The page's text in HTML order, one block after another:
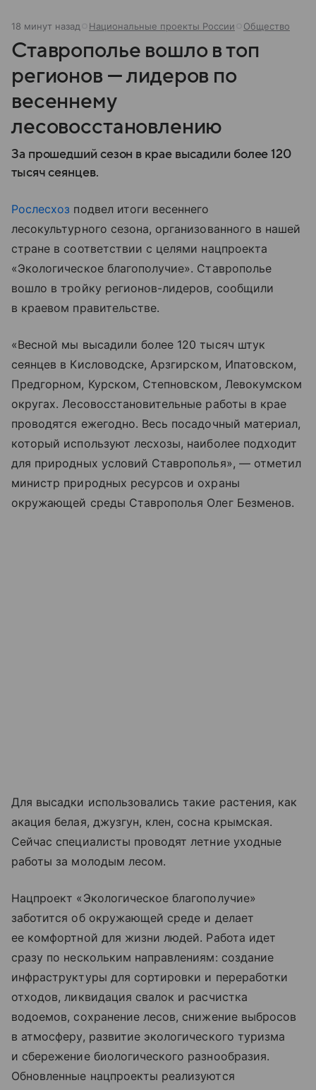
18 минут назад Национальные проекты России Общество
Ставрополье вошло в топ
регионов — лидеров по
весеннему
лесовосстановлению
За прошедший сезон в крае высадили более 120
тысяч сеянцев.
Рослесхоз подвел итоги весеннего
лесокультурного сезона, организованного в нашей
стране в соответствии с целями нацпроекта
«Экологическое благополучие». Ставрополье
вошло в тройку регионов-лидеров, сообщили
в краевом правительстве.
«Весной мы высадили более 120 тысяч штук
сеянцев в Кисловодске, Арзгирском, Ипатовском,
Предгорном, Курском, Степновском, Левокумском
округах. Лесовосстановительные работы в крае
проводятся ежегодно. Весь посадочный материал,
который используют лесхозы, наиболее подходит
для природных условий Ставрополья», — отметил
министр природных ресурсов и охраны
окружающей среды Ставрополья Олег Безменов.
Для высадки использовались такие растения, как
акация белая, джузгун, клен, сосна крымская.
Сейчас специалисты проводят летние уходные
работы за молодым лесом.
Нацпроект «Экологическое благополучие»
заботится об окружающей среде и делает
ее комфортной для жизни людей. Работа идет
сразу по нескольким направлениям: создание
инфраструктуры для сортировки и переработки
отходов, ликвидация свалок и расчистка
водоемов, сохранение лесов, снижение выбросов
в атмосферу, развитие экологического туризма
и сбережение биологического разнообразия.
Обновленные нацпроекты реализуются